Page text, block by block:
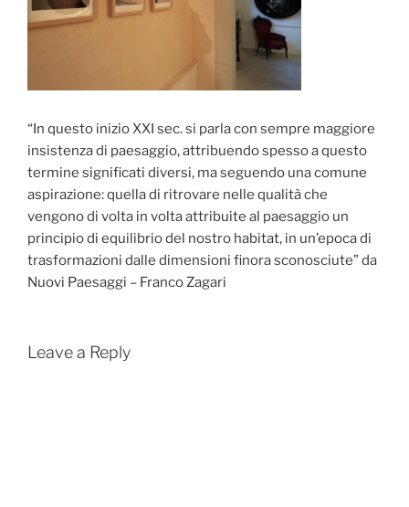
“In questo inizio XXI sec. si parla con sempre maggiore
insistenza di paesaggio, attribuendo spesso a questo
termine significati diversi, ma seguendo una comune
aspirazione: quella di ritrovare nelle qualità che
vengono di volta in volta attribuite al paesaggio un
principio di equilibrio del nostro habitat, in un’epoca di
trasformazioni dalle dimensioni finora sconosciute” da
Nuovi Paesaggi – Franco Zagari
Leave a Reply